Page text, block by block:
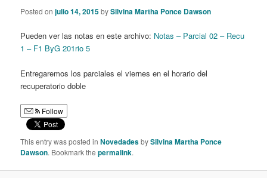
Posted onjulio 14, 2015bySilvina Martha Ponce Dawson
Pueden ver las notas en este archivo: Notas – Parcial 02 – Recu
1 – F1 ByG 201rio 5
Entregaremos los parciales el viernes en el horario del
recuperatorio doble
Follow
This entry was posted inNovedadesbySilvina Martha Ponce
Dawson. Bookmark thepermalink.